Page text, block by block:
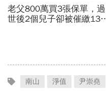
老父800萬買3張保單，過
世後2個兒子卻被催繳137
南山 淨值 尹崇堯